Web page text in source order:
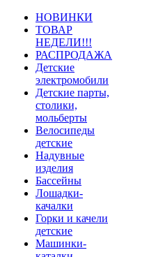
НОВИНКИ
ТОВАР
НЕДЕЛИ!!!
РАСПРОДАЖА
Детские
электромобили
Детские парты,
столики,
мольберты
Велосипеды
детские
Надувные
изделия
Бассейны
Лошадки-
качалки
Горки и качели
детские
Машинки-